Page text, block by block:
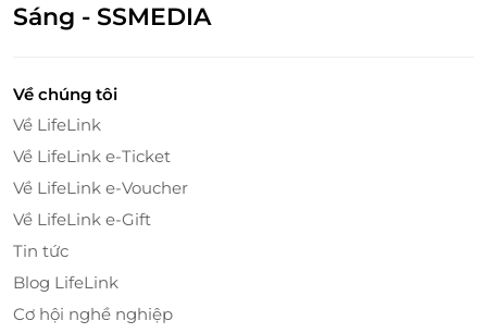
Sáng - SSMEDIA
Về chúng tôi
Về LifeLink
Về LifeLink e-Ticket
Về LifeLink e-Voucher
Về LifeLink e-Gift
Tin tức
Blog LifeLink
Cơ hội nghề nghiệp